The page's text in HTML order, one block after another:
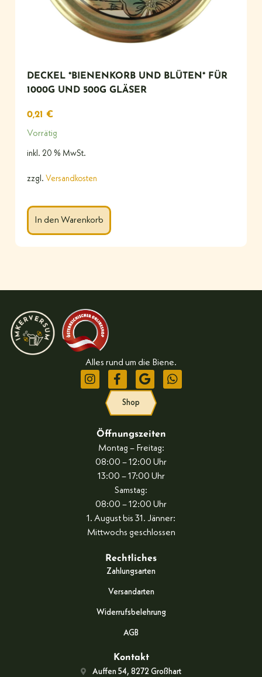
DECKEL *BIENENKORB UND BLÜTEN* FÜR
1000G UND 500G GLÄSER
0,21 €
Vorrätig
inkl. 20 % MwSt.
zzgl. Versandkosten
In den Warenkorb
Alles rund um die Biene.
Shop
Öffnungszeiten
Montag – Freitag:
08:00 – 12:00 Uhr
13:00 – 17:00 Uhr
Samstag:
08:00 – 12:00 Uhr
1. August bis 31. Jänner:
Mittwochs geschlossen
Rechtliches
Zahlungsarten
Versandarten
Widerrufsbelehrung
AGB
Kontakt
Auffen 54, 8272 Großhart